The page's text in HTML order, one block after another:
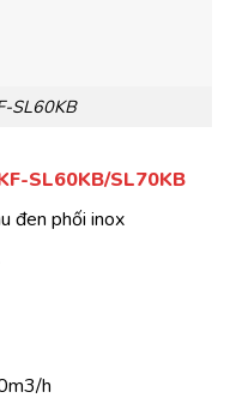
SL60KB
SL60KB/SL70KB
đen phối inox
h